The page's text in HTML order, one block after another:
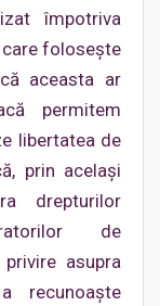
împotriva
folosește
aceasta ar
permitem
libertatea de
prin același
drepturilor
de
asupra
recunoaște